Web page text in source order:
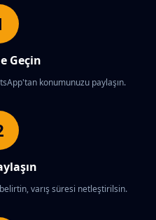
Geçin
konumunuzu paylaşın.
varış süresi netleştirilsin.